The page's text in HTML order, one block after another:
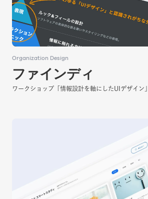
Organization Design
ファインディ
ワークショップ「情報設計を軸にしたUIデザイン」
Organization Design
ファインディ
ワークショップ「情報設計を軸にしたUIデザイン」